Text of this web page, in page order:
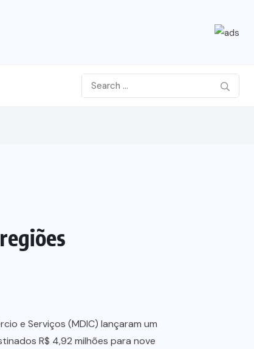
e Serviços (MDIC) lançaram um
R$ 4,92 milhões para nove